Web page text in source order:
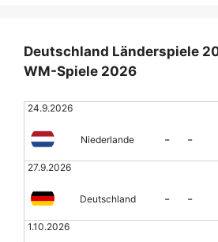
Deutschland Länderspiele
WM-Spiele 2026
24.9.2026
Niederlande - -
27.9.2026
Deutschland - -
1.10.2026